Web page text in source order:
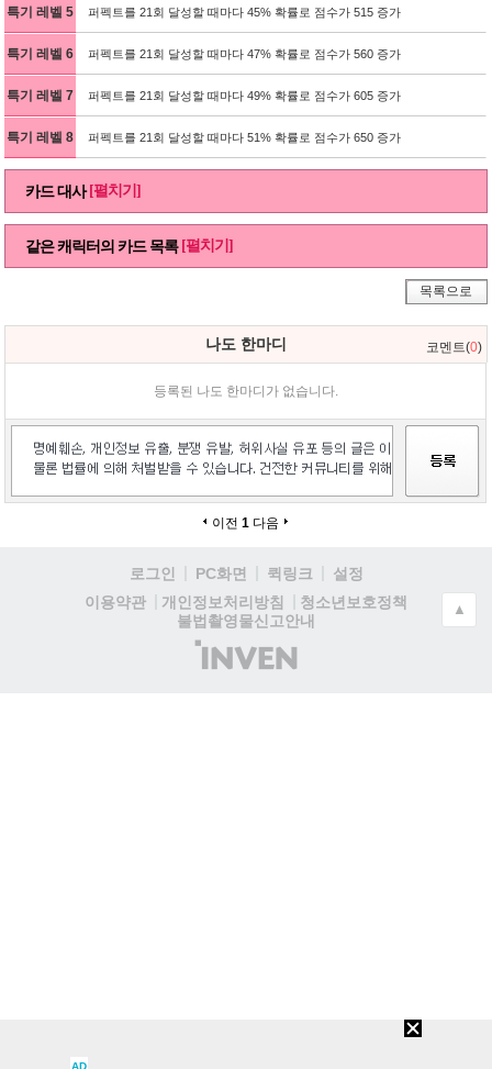
특기 레벨 5 퍼펙트를 21회 달성할 때마다 45% 확률로 점수가 515 증가
특기 레벨 6 퍼펙트를 21회 달성할 때마다 47% 확률로 점수가 560 증가
특기 레벨 7 퍼펙트를 21회 달성할 때마다 49% 확률로 점수가 605 증가
특기 레벨 8 퍼펙트를 21회 달성할 때마다 51% 확률로 점수가 650 증가
카드 대사 [펼치기]
같은 캐릭터의 카드 목록 [펼치기]
목록으로
나도 한마디 코멘트(0)
등록된 나도 한마디가 없습니다.
이전 1 다음
로그인 PC화면 퀵링크
설정
이용약관
개인정보처리방침
청소년보호정책
불법촬영물신고안내
(주)
인
▲
AD